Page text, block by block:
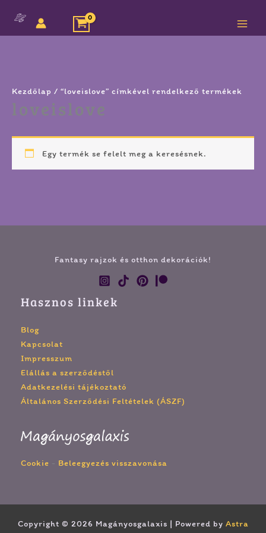
content
Kezdőlap / “loveislove” címkével rendelkező termékek
loveislove
Egy termék se felelt meg a keresésnek.
Fantasy rajzok és otthon dekorációk!
Hasznos linkek
Blog
Kapcsolat
Impresszum
Elállás a szerződéstől
Adatkezelési tájékoztató
Általános Szerződési Feltételek (ÁSZF)
Cookie - Beleegyezés visszavonása
Copyright © 2026 Magányosgalaxis | Powered by Astra